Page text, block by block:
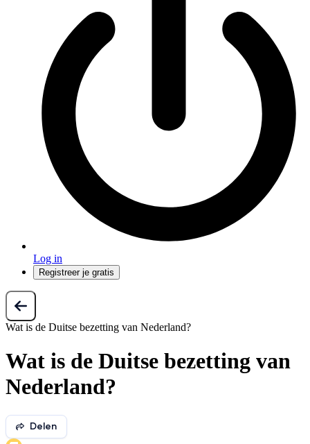
Log in
Registreer je gratis
Wat is de Duitse bezetting van Nederland?
Wat is de Duitse bezetting van
Nederland?
Delen